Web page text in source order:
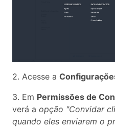
2. Acesse a
3. Em Permissões de
verá a opção "Convidar
quando eles enviarem o